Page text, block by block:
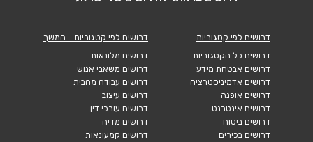
דרושים לפי קטגוריות
דרושים כל הקטגוריות
דרושים אבטחת מידע
דרושים אדמיניסטרציה
דרושים אופנה
דרושים אינטרנט
דרושים ביטוח
דרושים בכירים
דרושים לפי קטגוריות - המשך
דרושים מלונאות
דרושים משאבי אנוש
דרושים עבודה מהבית
דרושים עיצוב
דרושים עורכי דין
דרושים מדיה
דרושים קמעונאות